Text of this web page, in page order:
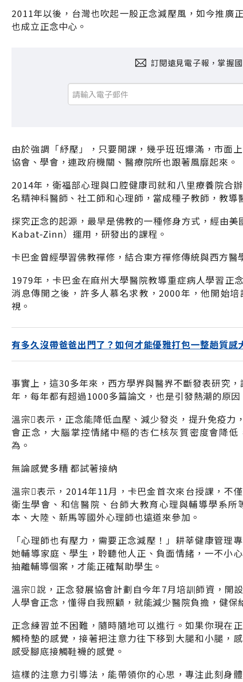
2011年以後，台灣也吹起一股正念減壓風，如今推廣
也成立正念中心。
訂閱遠見電子報，掌握
由於強調「紓壓」，只要開課，幾乎班班爆滿，市面
協會、學會，連政府機關、醫療院所也跟著風靡起來。
2014年，衛福部心理與口腔健康司就和八里療養院合
名精神科醫師、社工師和心理師，當成種子教師，教導
探究正念的起源，最早是佛教的一種修身方式，經由
Kabat-Zinn）運用，研發出的課程。
卡巴金曾經學習佛教禪修，結合東方禪修傳統與西方醫
1979年，卡巴金在麻州大學醫院教導重症病人學習正
消息傳開之後，許多人慕名求教，2000年，他開始
視。
有多久沒帶爸爸出門了？如何才能優雅打包一整趟質感
事實上，這30多年來，西方學界與醫界不斷發表研究
年，每年都有超過1000多篇論文，也是引發熱潮的原因
溫宗表示，正念能降低血壓、減少發炎，提升免疫力
會正念，大腦掌控情緒中樞的杏仁核灰質密度會降
為。
無論感覺多糟 都試著接納
溫宗表示，2014年11月，卡巴金首次來台授課，不
衛生學會、和信醫院、台師大教育心理與輔導學系
本、大陸、新馬等國外心理師也遠道來參加。
「心理師也有壓力，需要正念減壓！」耕莘健康管理
她輔導家庭、學生，聆聽他人正、負面情緒，一不小
抽離輔導個案，才能正確幫助學生。
溫宗說，正念發展協會計劃自今年7月培訓師資，開
人學會正念，懂得自我照顧，就能減少醫院負擔，健保
正念練習並不困難，隨時隨地可以進行。如果你現在
觸椅墊的感覺，接著把注意力往下移到大腿和小腿，
感受腳底接觸鞋襪的感覺。
這樣的注意力引導法，能帶領你的心思，專注此刻身